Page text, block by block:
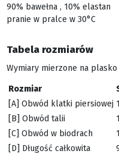
90% bawełna , 10% elastan
pranie w pralce w 30°C
Tabela rozmiarów
Wymiary mierzone na
Rozmiar
[A] Obwód klatki piersiowej
[B] Obwód talii
[C] Obwód w biodrach
[D] Długość całkowita